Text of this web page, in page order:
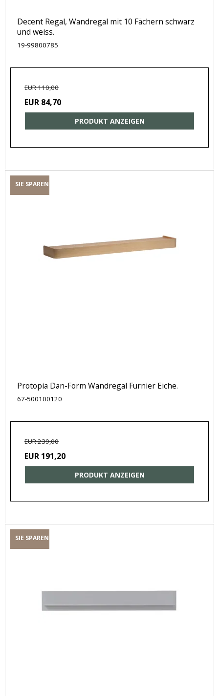
Decent Regal, Wandregal mit 10 Fächern schwarz
und weiss.
19-99800785
EUR 110,00
EUR 84,70
PRODUKT ANZEIGEN
SIE SPAREN
Protopia Dan-Form Wandregal Furnier Eiche.
67-500100120
EUR 239,00
EUR 191,20
PRODUKT ANZEIGEN
SIE SPAREN